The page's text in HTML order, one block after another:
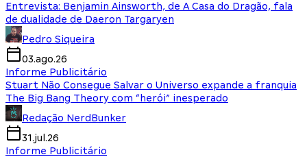
Entrevista: Benjamin Ainsworth, de A Casa do Dragão, fala
de dualidade de Daeron Targaryen
Pedro Siqueira
03.ago.26
Informe Publicitário
Stuart Não Consegue Salvar o Universo expande a franquia
The Big Bang Theory com “herói” inesperado
Redação NerdBunker
31.jul.26
Informe Publicitário